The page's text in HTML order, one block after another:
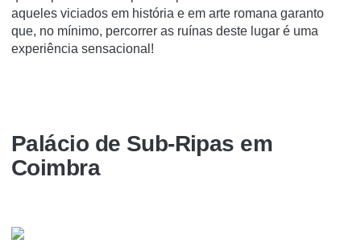
aqueles viciados em história e em arte romana garanto
que, no mínimo, percorrer as ruínas deste lugar é uma
experiência sensacional!
Palácio de Sub-Ripas em
Coimbra